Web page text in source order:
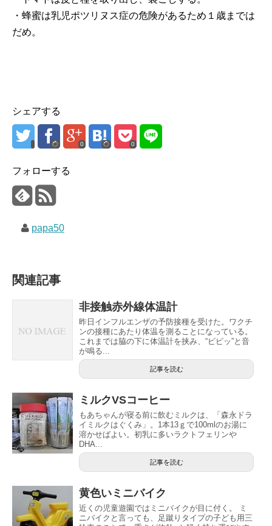
・蜂蜜は乳児ポツリヌス症の危険があるため１歳までは
だめ。
シェアする
0 0
フォローする
papa50
関連記事
非接触赤外線体温計
昨日インフルエンザの予防接種を受けた。ワクチ
ンの接種にあたり体温を測ることになっている。
これまでは脇の下に体温計を挟み、“ピピッ”と音
が鳴る...
記事を読む
ミルクVSコーヒー
もあちゃんが寝る前に飲むミルクは、「森永ドラ
イミルクはぐくみ」。1本13ｇで100mlのお湯に
溶かせばよい。初乳に多いラクトフェリンや
DHA...
記事を読む
黄色いミニバイク
近くの児童遊園ではミニバイクが目に付く。 ミ
ニバイクと言っても、足蹴りタイプの子ども用三